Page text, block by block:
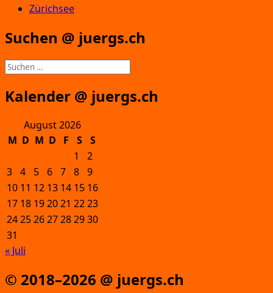
Zürichsee
Suchen @ juergs.ch
Suchen
nach:
Kalender @ juergs.ch
August 2026
M D M D F S
S
1
2
3 4 5 6 7 8 9
10 11 12 13 14 15 16
17 18 192021 2223
24252627282930
31
« Juli
© 2018–2026 @ juergs.ch